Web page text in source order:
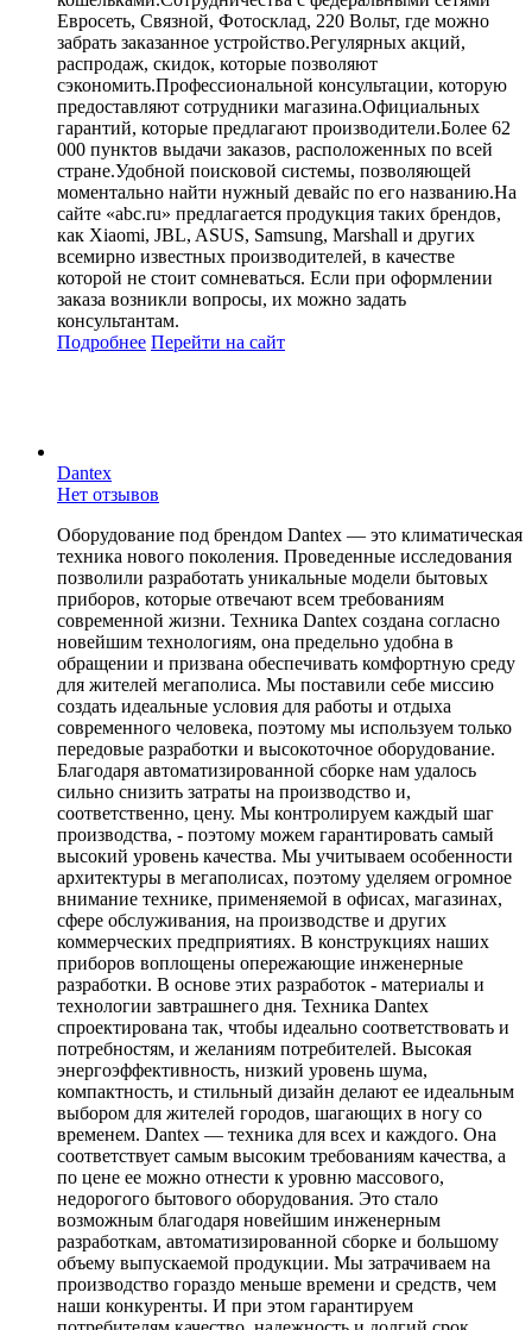
Евросеть, Связной, Фотосклад, 220 Вольт, где можно
забрать заказанное устройство.Регулярных акций,
распродаж, скидок, которые позволяют
сэкономить.Профессиональной консультации, которую
предоставляют сотрудники магазина.Официальных
гарантий, которые предлагают производители.Более 62
000 пунктов выдачи заказов, расположенных по всей
стране.Удобной поисковой системы, позволяющей
моментально найти нужный девайс по его названию.На
сайте «abc.ru» предлагается продукция таких брендов,
как Xiaomi, JBL, ASUS, Samsung, Marshall и других
всемирно известных производителей, в качестве
которой не стоит сомневаться. Если при оформлении
заказа возникли вопросы, их можно задать
консультантам.
Подробнее Перейти на сайт
Dantex
Нет отзывов
Оборудование под брендом Dantex — это климатическая
техника нового поколения. Проведенные исследования
позволили разработать уникальные модели бытовых
приборов, которые отвечают всем требованиям
современной жизни. Техника Dantex создана согласно
новейшим технологиям, она предельно удобна в
обращении и призвана обеспечивать комфортную среду
для жителей мегаполиса. Мы поставили себе миссию
создать идеальные условия для работы и отдыха
современного человека, поэтому мы используем только
передовые разработки и высокоточное оборудование.
Благодаря автоматизированной сборке нам удалось
сильно снизить затраты на производство и,
соответственно, цену. Мы контролируем каждый шаг
производства, - поэтому можем гарантировать самый
высокий уровень качества. Мы учитываем особенности
архитектуры в мегаполисах, поэтому уделяем огромное
внимание технике, применяемой в офисах, магазинах,
сфере обслуживания, на производстве и других
коммерческих предприятиях. В конструкциях наших
приборов воплощены опережающие инженерные
разработки. В основе этих разработок - материалы и
технологии завтрашнего дня. Техника Dantex
спроектирована так, чтобы идеально соответствовать и
потребностям, и желаниям потребителей. Высокая
энергоэффективность, низкий уровень шума,
компактность, и стильный дизайн делают ее идеальным
выбором для жителей городов, шагающих в ногу со
временем. Dantex — техника для всех и каждого. Она
соответствует самым высоким требованиям качества, а
по цене ее можно отнести к уровню массового,
недорогого бытового оборудования. Это стало
возможным благодаря новейшим инженерным
разработкам, автоматизированной сборке и большому
объему выпускаемой продукции. Мы затрачиваем на
производство гораздо меньше времени и средств, чем
наши конкуренты. И при этом гарантируем